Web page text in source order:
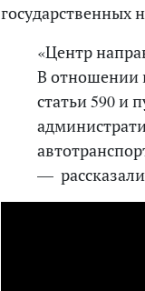
государственных
«Центр
В отношении
статьи 590 и
—